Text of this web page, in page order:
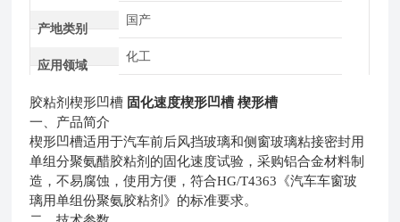
产地类别
国产
应用领域
化工
胶粘剂楔形凹槽 固化速度楔形凹槽 楔形槽
一、产品简介
楔形凹槽适用于汽车前后风挡玻璃和侧窗玻璃粘接密封用
单组分聚氨醋胶粘剂的固化速度试验，采购铝合金材料制
造，不易腐蚀，使用方便，符合HG/T4363 《汽车车窗玻
璃用单组份聚氨胶粘剂》的标准要求。